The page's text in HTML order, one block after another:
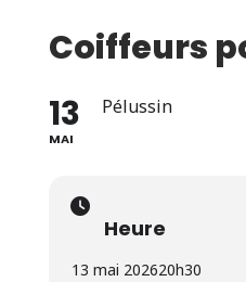
Coiffeurs
13
MAI
Pélussin
Heure
13 mai 202620h30